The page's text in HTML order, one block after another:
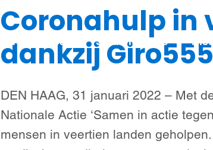
Wat we doen Steun meisjes
Coronahulp in
dankzij
DEN HAAG, 31 januari 2022 – Met
Nationale Actie ‘Samen in actie
mensen in veertien landen